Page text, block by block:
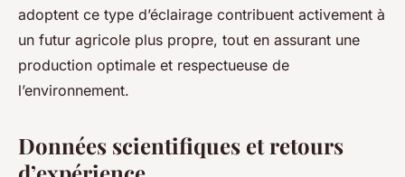
adoptent ce type d’éclairage contribuent activement à
un futur agricole plus propre, tout en assurant une
production optimale et respectueuse de
l’environnement.
Données scientifiques et retours